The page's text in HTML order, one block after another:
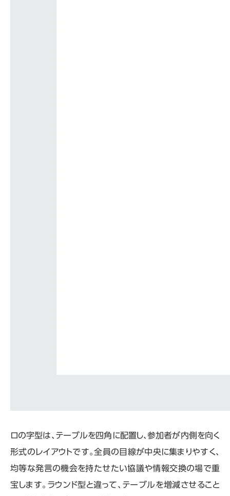
ロの字型は、テーブルを四角に配置し、参加者が内側を向く
形式のレイアウトです。全員の目線が中央に集まりやすく、
均等な発言の機会を持たせたい協議や情報交換の場で重
宝します。ラウンド型と違って、テーブルを増減させること